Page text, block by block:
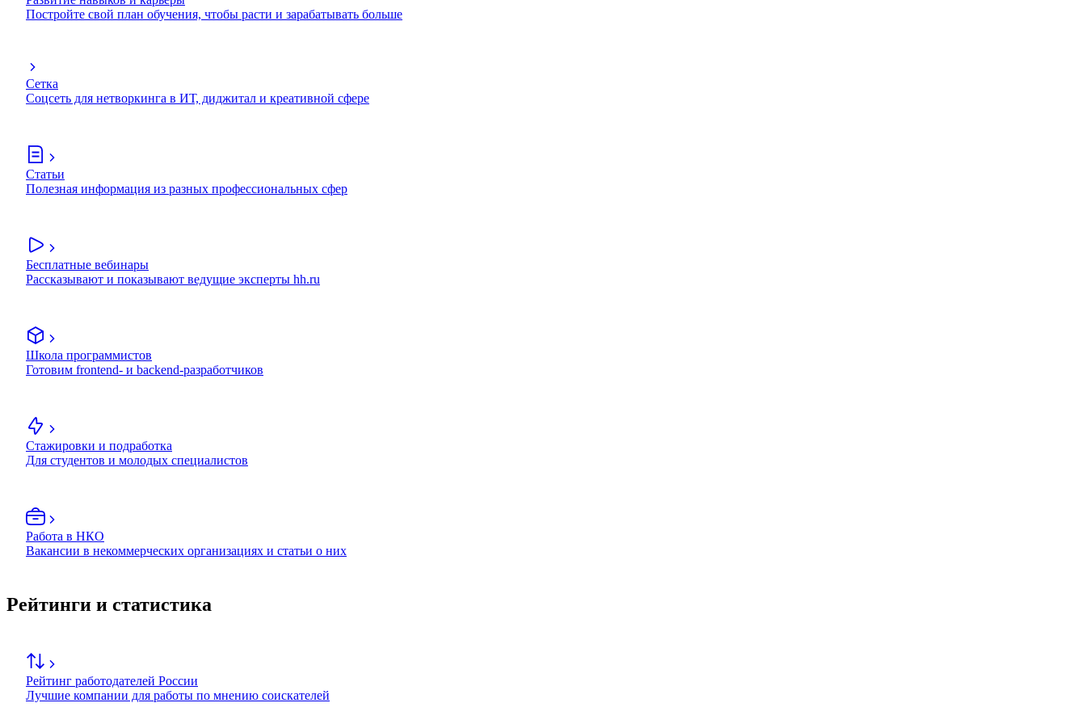
Постройте свой план обучения, чтобы расти и зарабатывать больше
Сетка
Соцсеть для нетворкинга в ИТ, диджитал и креативной сфере
Статьи
Полезная информация из разных профессиональных сфер
Бесплатные вебинары
Рассказывают и показывают ведущие эксперты hh.ru
Школа программистов
Готовим frontend- и backend-разработчиков
Стажировки и подработка
Для студентов и молодых специалистов
Работа в НКО
Вакансии в некоммерческих организациях и статьи о них
Рейтинги и статистика
Рейтинг работодателей России
Лучшие компании для работы по мнению соискателей